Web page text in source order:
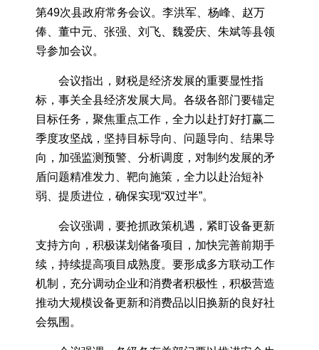
第49次县政府常务会议。李洪军、杨峰、赵万
俸、董中元、张强、刘飞、魏爱庆、朱斌等县领
导参加会议。
会议指出，财税是经济发展的重要显性指
标，事关全县经济发展大局。各级各部门要锚定
目标任务，聚焦重点工作，全力以赴打好打赢二
季度攻坚战，坚持目标导向、问题导向、结果导
向，加强监测预警、分析调度，对制约发展的矛
盾问题精准发力、靶向施策，全力以赴治短补
弱、提质进位，确保实现“双过半”。
会议强调，要抢抓政策机遇，紧盯设备更新
支持方向，积极谋划储备项目，加快完善前期手
续，持续提高项目成熟度。要形成多方联动工作
机制，充分调动企业和消费者积极性，积极营造
推动大规模设备更新和消费品以旧换新的良好社
会氛围。